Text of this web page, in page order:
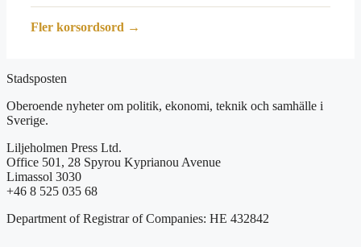
Fler korsordsord →
Stadsposten
Oberoende nyheter om politik, ekonomi, teknik och samhälle i
Sverige.
Liljeholmen Press Ltd.
Office 501, 28 Spyrou Kyprianou Avenue
Limassol 3030
+46 8 525 035 68
Department of Registrar of Companies: HE 432842